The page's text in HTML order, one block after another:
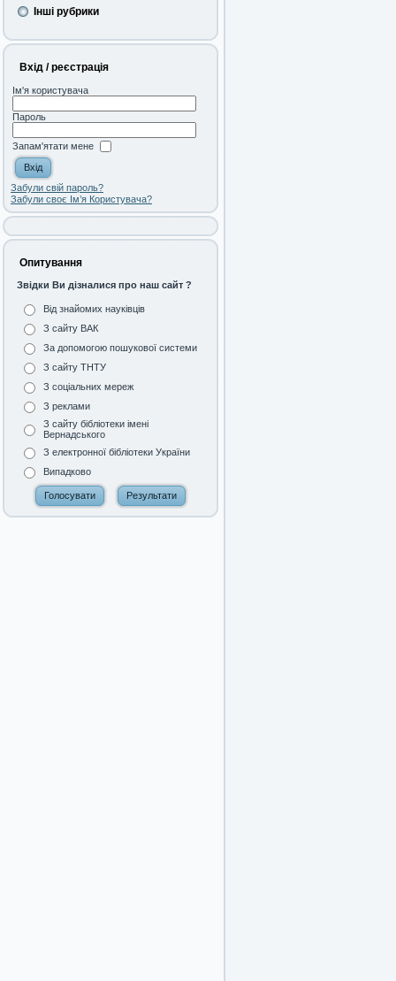
Інші рубрики
Вхід / реєстрація
Ім'я користувача
Пароль
Запам'ятати мене
Забули свій пароль?
Забули своє Ім’я Користувача?
Опитування
Звідки Ви дізналися про наш сайт ?
Від знайомих науківців
З сайту ВАК
За допомогою пошукової системи
З сайту ТНТУ
З соціальних мереж
З реклами
З сайту бібліотеки імені
Вернадського
З електронної бібліотеки України
Випадково